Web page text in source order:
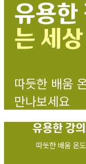
유용한
는 세상
따듯한 배움
만나보세요
유용한 강
따듯한 배움 온